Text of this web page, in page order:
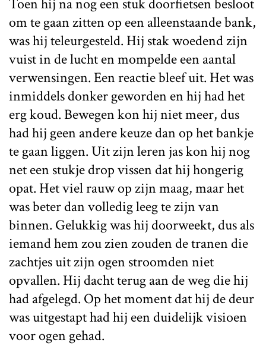
Toen hij na nog een stuk doorfietsen besloot
om te gaan zitten op een alleenstaande bank,
was hij teleurgesteld. Hij stak woedend zijn
vuist in de lucht en mompelde een aantal
verwensingen. Een reactie bleef uit. Het was
inmiddels donker geworden en hij had het
erg koud. Bewegen kon hij niet meer, dus
had hij geen andere keuze dan op het bankje
te gaan liggen. Uit zijn leren jas kon hij nog
net een stukje drop vissen dat hij hongerig
opat. Het viel rauw op zijn maag, maar het
was beter dan volledig leeg te zijn van
binnen. Gelukkig was hij doorweekt, dus als
iemand hem zou zien zouden de tranen die
zachtjes uit zijn ogen stroomden niet
opvallen. Hij dacht terug aan de weg die hij
had afgelegd. Op het moment dat hij de deur
was uitgestapt had hij een duidelijk visioen
voor ogen gehad.